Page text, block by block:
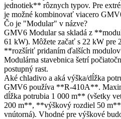
jednotiek** rôznych typov. Pre
je možné kombinovať viacero
Čo je "Modular" v názve?
GMV6 Modular sa skladá z
61 kW). Môžete začať s 22 kW pre
**rozšíriť pridaním ďalších
Modulárna stavebnica šetrí
postupný rast.
Aké chladivo a aká výška/dĺžka
GMV6 používa **R-410A**.
dĺžka potrubia 1 000 m** (všetky
200 m**, **výškový rozdiel 50 m**
vnútorná). Vhodné pre výškové